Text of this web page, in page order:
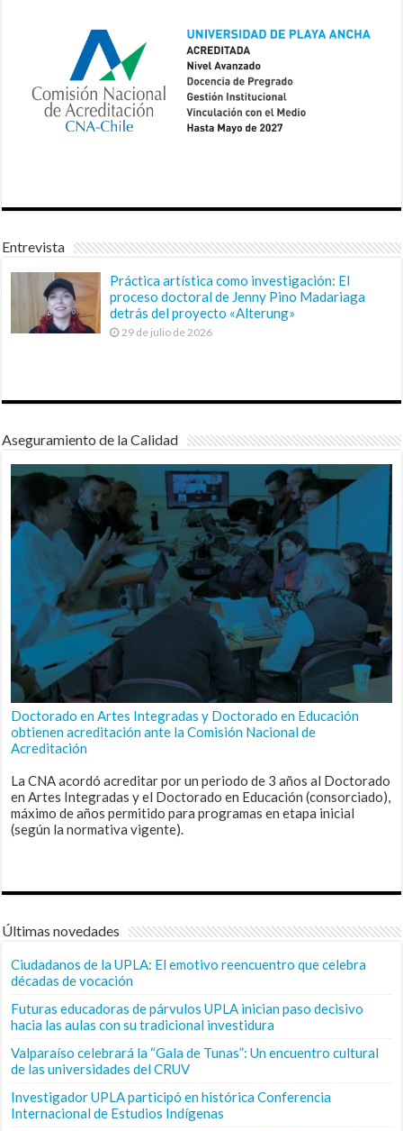
Entrevista
Práctica artística como investigación: El
proceso doctoral de Jenny Pino Madariaga
detrás del proyecto «Alterung»
29 de julio de 2026
Aseguramiento de la Calidad
Doctorado en Artes Integradas y Doctorado en Educación
obtienen acreditación ante la Comisión Nacional de
Acreditación
La CNA acordó acreditar por un periodo de 3 años al Doctorado
en Artes Integradas y el Doctorado en Educación (consorciado),
máximo de años permitido para programas en etapa inicial
(según la normativa vigente).
Últimas novedades
Ciudadanos de la UPLA: El emotivo reencuentro que celebra
décadas de vocación
Futuras educadoras de párvulos UPLA inician paso decisivo
hacia las aulas con su tradicional investidura
Valparaíso celebrará la “Gala de Tunas”: Un encuentro cultural
de las universidades del CRUV
Investigador UPLA participó en histórica Conferencia
Internacional de Estudios Indígenas